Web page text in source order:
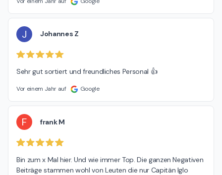
J Johannes Z
Sehr gut sortiert und freundliches Personal 👍
Vor einem Jahr auf Google
F frank M
Bin zum x Mal hier. Und wie immer Top. Die ganzen Negativen
Beiträge stammen wohl von Leuten die nur Capitän Iglo